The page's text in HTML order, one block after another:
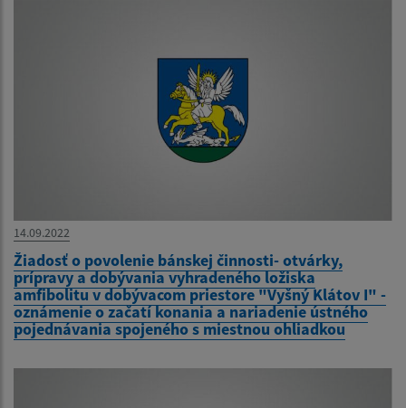
14.09.2022
Žiadosť o povolenie bánskej činnosti- otvárky,
prípravy a dobývania vyhradeného ložiska
amfibolitu v dobývacom priestore "Vyšný Klátov I" -
oznámenie o začatí konania a nariadenie ústného
pojednávania spojeného s miestnou ohliadkou